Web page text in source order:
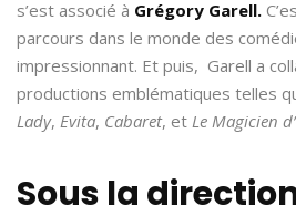
s’est associé à Grégory Garell.
parcours dans le monde des
impressionnant. Et puis, Garell a
productions emblématiques telles
Lady, Evita, Cabaret, et Le Magicien
Sous la